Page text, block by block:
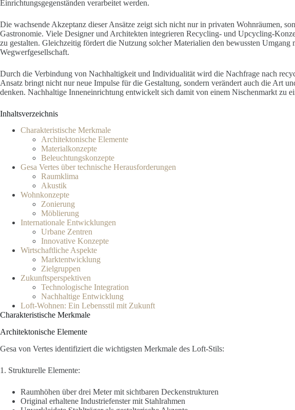
Einrichtungsgegenständen verarbeitet werden.
Die wachsende Akzeptanz dieser Ansätze zeigt sich nicht nur in privaten Wohnräumen,
Gastronomie. Viele Designer und Architekten integrieren Recycling- und Upcycling-
zu gestalten. Gleichzeitig fördert die Nutzung solcher Materialien den bewussten Umgang
Wegwerfgesellschaft.
Durch die Verbindung von Nachhaltigkeit und Individualität wird die Nachfrage nach
Ansatz bringt nicht nur neue Impulse für die Gestaltung, sondern verändert auch die Art
denken. Nachhaltige Inneneinrichtung entwickelt sich damit von einem Nischenmarkt zu
Inhaltsverzeichnis
Charakteristische Merkmale
Architektonische Elemente
Materialkonzepte
Beleuchtungskonzepte
Gesa Vertes über technische Herausforderungen
Raumklima
Akustik
Wohnkonzepte
Zonierung
Möblierung
Internationale Entwicklungen
Urbane Zentren
Innovative Konzepte
Wirtschaftliche Aspekte
Marktentwicklung
Zielgruppen
Zukunftsperspektiven
Technologische Integration
Nachhaltige Entwicklung
Loft-Wohnen: Ein Lebensstil mit Zukunft
Charakteristische Merkmale
Architektonische Elemente
Gesa von Vertes identifiziert die wichtigsten Merkmale des Loft-Stils:
1. Strukturelle Elemente:
Raumhöhen über drei Meter mit sichtbaren Deckenstrukturen
Original erhaltene Industriefenster mit Stahlrahmen